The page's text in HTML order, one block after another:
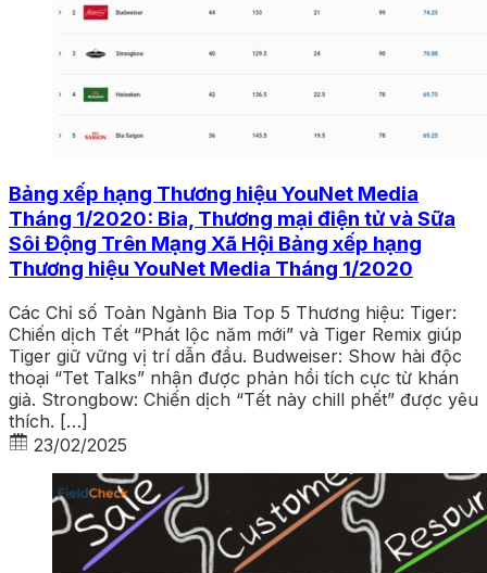
Bảng xếp hạng Thương hiệu YouNet Media
Tháng 1/2020: Bia, Thương mại điện tử và Sữa
Sôi Động Trên Mạng Xã Hội Bảng xếp hạng
Thương hiệu YouNet Media Tháng 1/2020
Các Chỉ số Toàn Ngành Bia Top 5 Thương hiệu: Tiger:
Chiến dịch Tết “Phát lộc năm mới” và Tiger Remix giúp
Tiger giữ vững vị trí dẫn đầu. Budweiser: Show hài độc
thoại “Tet Talks” nhận được phản hồi tích cực từ khán
giả. Strongbow: Chiến dịch “Tết này chill phết” được yêu
thích. […]
23/02/2025